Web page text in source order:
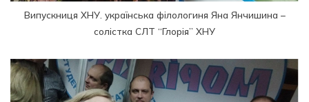
Випускниця ХНУ. українська філологиня Яна Янчишина –
солістка СЛТ “Глорія” ХНУ